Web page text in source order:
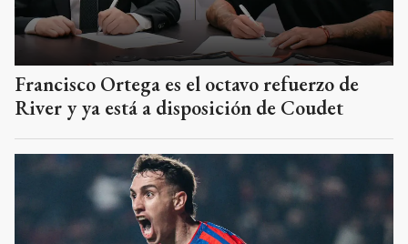
Francisco Ortega es el octavo refuerzo de
River y ya está a disposición de Coudet